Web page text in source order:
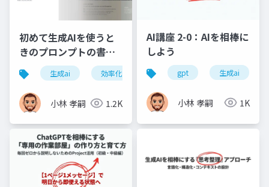
初めて生成AIを使うと
きのプロンプトの書き
方
生成ai 効率化 情報整理
小林 孝嗣 1.2K
AI講座 2-0：AIを相棒に
しよう
gpt 生成ai
小林 孝嗣 1K